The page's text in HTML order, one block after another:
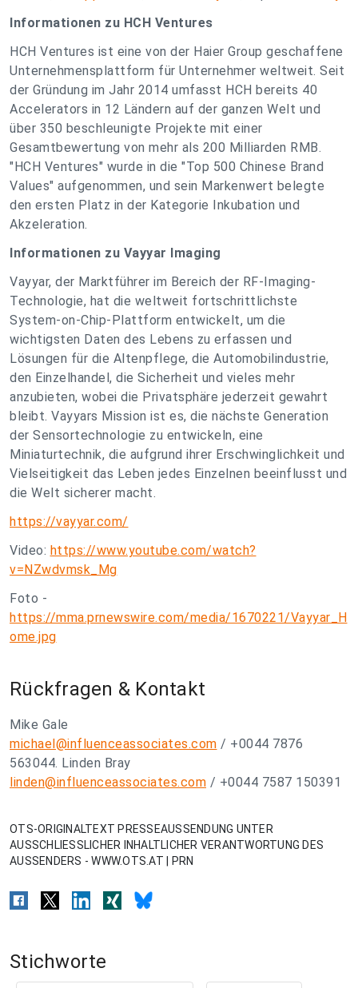
Informationen zu HCH Ventures
HCH Ventures ist eine von der Haier Group geschaffene
Unternehmensplattform für Unternehmer weltweit. Seit
der Gründung im Jahr 2014 umfasst HCH bereits 40
Accelerators in 12 Ländern auf der ganzen Welt und
über 350 beschleunigte Projekte mit einer
Gesamtbewertung von mehr als 200 Milliarden RMB.
"HCH Ventures" wurde in die "Top 500 Chinese Brand
Values" aufgenommen, und sein Markenwert belegte
den ersten Platz in der Kategorie Inkubation und
Akzeleration.
Informationen zu Vayyar Imaging
Vayyar, der Marktführer im Bereich der RF-Imaging-
Technologie, hat die weltweit fortschrittlichste
System-on-Chip-Plattform entwickelt, um die
wichtigsten Daten des Lebens zu erfassen und
Lösungen für die Altenpflege, die Automobilindustrie,
den Einzelhandel, die Sicherheit und vieles mehr
anzubieten, wobei die Privatsphäre jederzeit gewahrt
bleibt. Vayyars Mission ist es, die nächste Generation
der Sensortechnologie zu entwickeln, eine
Miniaturtechnik, die aufgrund ihrer Erschwinglichkeit und
Vielseitigkeit das Leben jedes Einzelnen beeinflusst und
die Welt sicherer macht.
https://vayyar.com/
Video: https://www.youtube.com/watch?
v=NZwdvmsk_Mg
Foto -
https://mma.prnewswire.com/media/1670221/Vayyar_H
ome.jpg
Rückfragen & Kontakt
Mike Gale
michael@influenceassociates.com / +0044 7876
563044. Linden Bray
linden@influenceassociates.com / +0044 7587 150391
OTS-ORIGINALTEXT PRESSEAUSSENDUNG UNTER
AUSSCHLIESSLICHER INHALTLICHER VERANTWORTUNG DES
AUSSENDERS - WWW.OTS.AT | PRN
Stichworte